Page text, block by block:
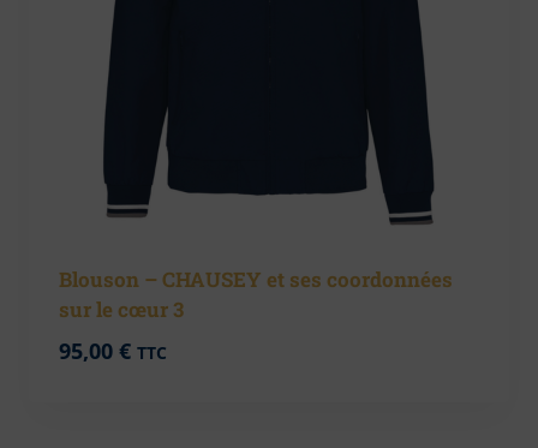
Blouson – CHAUSEY et ses coordonnées
sur le cœur 3
95,00 € TTC